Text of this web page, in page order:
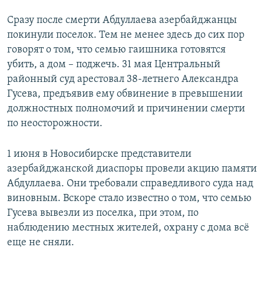
Сразу после смерти Абдуллаева азербайджанцы
покинули поселок. Тем не менее здесь до сих пор
говорят о том, что семью гаишника готовятся
убить, а дом – поджечь. 31 мая Центральный
районный суд арестовал 38-летнего Александра
Гусева, предъявив ему обвинение в превышении
должностных полномочий и причинении смерти
по неосторожности.
1 июня в Новосибирске представители
азербайджанской диаспоры провели акцию памяти
Абдуллаева. Они требовали справедливого суда над
виновным. Вскоре стало известно о том, что семью
Гусева вывезли из поселка, при этом, по
наблюдению местных жителей, охрану с дома всё
еще не сняли.